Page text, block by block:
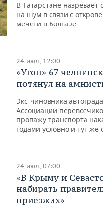
В Татарстане назревает
на шум в связи с
мечети в Болгаре
24 июл, 12:00
«Угон» 67
потянул на
Экс-чиновника
Ассоциации
пропажу транспорта
годами условно и тут же
24 июл, 07:00
«В Крыму и
набирать
приезжих»